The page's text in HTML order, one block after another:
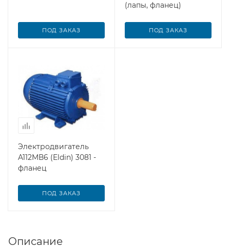
ПОД ЗАКАЗ
(лапы, фланец)
ПОД ЗАКАЗ
Электродвигатель
A112MВ6 (Eldin) 3081 -
фланец
ПОД ЗАКАЗ
Описание